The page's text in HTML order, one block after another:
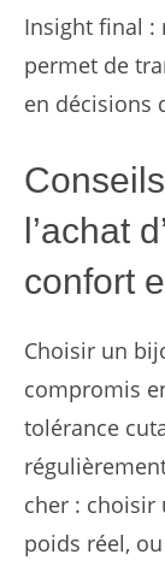
Insight final :
permet de
en décisions
l’achat
confort
Choisir un
compromis
tolérance
cher : choisir
poids réel,